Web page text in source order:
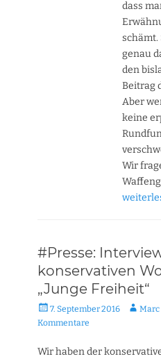
dass
schämt.
genau
den
Beitrag
Aber
keine
Wir
#Presse:
konservativen
„Junge Freiheit“
Veröffentlicht
am
7. September 2016 AutorMarc
Kommentare
Wir haben der